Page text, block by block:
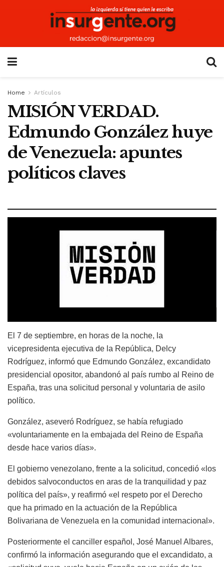
Home Artículos
MISIÓN VERDAD.
Edmundo González huye
de Venezuela: apuntes
políticos claves
El 7 de septiembre, en horas de la noche, la
vicepresidenta ejecutiva de la República, Delcy
Rodríguez, informó que Edmundo González, excandidato
presidencial opositor, abandonó al país rumbo al Reino de
España, tras una solicitud personal y voluntaria de asilo
político.
González, aseveró Rodríguez, se había refugiado
«voluntariamente en la embajada del Reino de España
desde hace varios días».
El gobierno venezolano, frente a la solicitud, concedió «los
debidos salvoconductos en aras de la tranquilidad y paz
política del país», y reafirmó «el respeto por el Derecho
que ha primado en la actuación de la República
Bolivariana de Venezuela en la comunidad internacional».
Posteriormente el canciller español, José Manuel Albares,
confirmó la información asegurando que el excandidato, a